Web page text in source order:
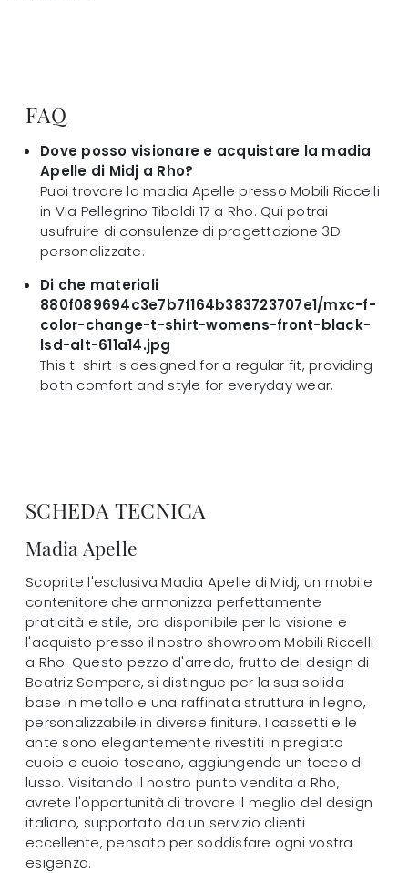
FAQ
Dove posso visionare e acquistare la madia
Apelle di Midj a Rho?
Puoi trovare la madia Apelle presso Mobili Riccelli
in Via Pellegrino Tibaldi 17 a Rho. Qui potrai
usufruire di consulenze di progettazione 3D
personalizzate.
Di che materiali
880f089694c3e7b7f164b383723707e1/mxc-f-
color-change-t-shirt-womens-front-black-
lsd-alt-611a14.jpg
This t-shirt is designed for a regular fit, providing
both comfort and style for everyday wear.
SCHEDA TECNICA
Madia Apelle
Scoprite l'esclusiva Madia Apelle di Midj, un mobile
contenitore che armonizza perfettamente
praticità e stile, ora disponibile per la visione e
l'acquisto presso il nostro showroom Mobili Riccelli
a Rho. Questo pezzo d'arredo, frutto del design di
Beatriz Sempere, si distingue per la sua solida
base in metallo e una raffinata struttura in legno,
personalizzabile in diverse finiture. I cassetti e le
ante sono elegantemente rivestiti in pregiato
cuoio o cuoio toscano, aggiungendo un tocco di
lusso. Visitando il nostro punto vendita a Rho,
avrete l'opportunità di trovare il meglio del design
italiano, supportato da un servizio clienti
eccellente, pensato per soddisfare ogni vostra
esigenza.